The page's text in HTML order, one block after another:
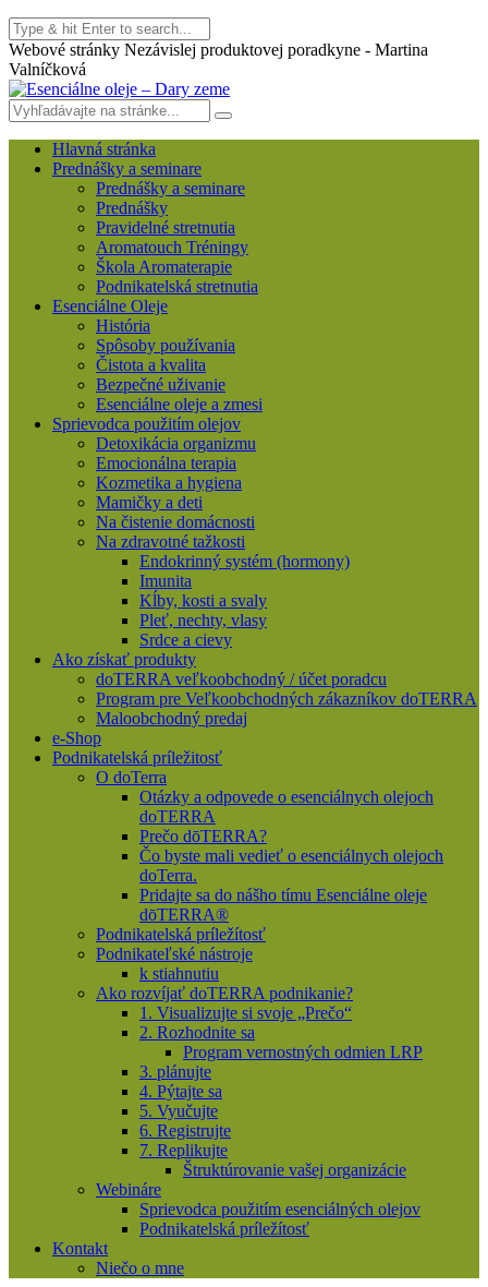
Webové stránky Nezávislej produktovej poradkyne - Martina
Valníčková
Hlavná stránka
Prednášky a seminare
Prednášky a seminare
Prednášky
Pravidelné stretnutia
Aromatouch Tréningy
Škola Aromaterapie
Podnikatelská stretnutia
Esenciálne Oleje
História
Spôsoby používania
Čistota a kvalita
Bezpečné uživanie
Esenciálne oleje a zmesi
Sprievodca použitím olejov
Detoxikácia organizmu
Emocionálna terapia
Kozmetika a hygiena
Mamičky a deti
Na čistenie domácnosti
Na zdravotné tažkosti
Endokrinný systém (hormony)
Imunita
Kĺby, kosti a svaly
Pleť, nechty, vlasy
Srdce a cievy
Ako získať produkty
doTERRA veľkoobchodný / účet poradcu
Program pre Veľkoobchodných zákazníkov doTERRA
Maloobchodný predaj
e-Shop
Podnikatelská príležitosť
O doTerra
Otázky a odpovede o esenciálnych olejoch
doTERRA
Prečo dōTERRA?
Čo byste mali vedieť o esenciálnych olejoch
doTerra.
Pridajte sa do nášho tímu Esenciálne oleje
dōTERRA®
Podnikatelská príležítosť
Podnikateľské nástroje
k stiahnutiu
Ako rozvíjať doTERRA podnikanie?
1. Visualizujte si svoje „Prečo“
2. Rozhodnite sa
Program vernostných odmien LRP
3. plánujte
4. Pýtajte sa
5. Vyučujte
6. Registrujte
7. Replikujte
Štruktúrovanie vašej organizácie
Webináre
Sprievodca použitím esenciálných olejov
Podnikatelská príležítosť
Kontakt
Niečo o mne